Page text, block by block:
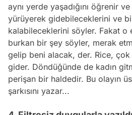
aynı yerde yaşadığını öğrenir
yürüyerek gidebileceklerini ve
kalabileceklerini söyler. Fakat o
burkan bir şey söyler, merak
gelip beni alacak, der. Rice,
gider. Döndüğünde de kadın
perişan bir haldedir. Bu olayın
şarkısını yazar...